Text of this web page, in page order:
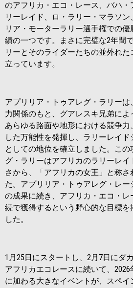
のアフリカ・エコ・レース、バハ・
リーレイド、ロ・ラリー・マラソ
リア・モーターラリー選手権での
績の一つです。まさに完璧な2年間
リーとそのライダーたちの並外れ
立っています。
アプリリア・トゥアレグ・ラリーは
力関係のもと、グアレスキ兄弟によ
あらゆる路面や地形における競争
した万能性を発揮し、ラリーレイ
としての地位を確立しました。こ
グ・ラリーはアフリカのラリーレ
さから、「アフリカの女王」と称さ
た。アプリリア・トゥアレグ・レ
の成果に続き、アフリカ・エコ・レ
続で獲得するという野心的な目標を
した。
1月25日にスタートし、2月7日にダ
アフリカエコレースに続いて、
に加わる大きなイベントが、スペイ